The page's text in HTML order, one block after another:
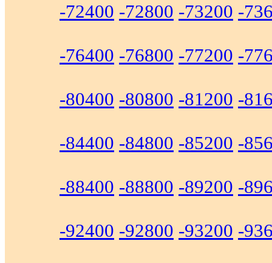
-72400 -72800 -73200 -
-76400 -76800 -77200 -
-80400 -80800 -81200 -
-84400 -84800 -85200 -
-88400 -88800 -89200 -
-92400 -92800 -93200 -